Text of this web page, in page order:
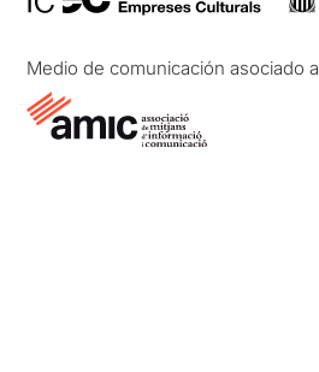
Medio de comunicación asociado a